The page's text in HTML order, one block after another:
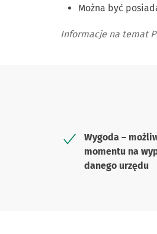
Można być
Informacje na temat
Wygoda –
momentu na
danego urzędu